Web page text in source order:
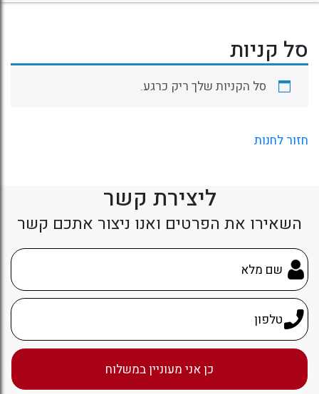
סל קניות
סל הקניות שלך ריק כרגע.
חזור לחנות
ליצירת קשר
השאירו את הפרטים ואנו ניצור אתכם קשר